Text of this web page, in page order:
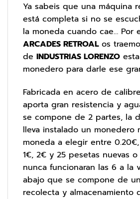
Ya sabeis que una máquina
está completa si no se
la moneda cuando cae… Por
ARCADES RETROAL os
de INDUSTRIAS LORENZO
monedero para darle ese
Fabricada en acero de
aporta gran resistencia y
se compone de 2 partes, la
lleva instalado un monedero
moneda a elegir entre
1€, 2€ y 25 pesetas nuevas
nunca funcionaran las 6 a la
abajo que se compone de
recolecta y almacenamiento